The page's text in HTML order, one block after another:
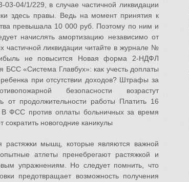
04/1/229, в случае частичной ликвидации
здесь правы. Ведь на момент принятия к
превышала 10 000 руб. Поэтому по ним и
начислять амортизацию независимо от
частичной ликвидации читайте в журнале №
не повысится Новая форма 2-НДФЛ
«Система Главбух»: как учесть доплаты
при отсутствии доходов? Штрафы за
безопасности возрастут
от продолжительности работы Платить 16
ФСС против оплаты больничных за время
новогодние каникулы
растяжки мышц, которые являются важной
атлеты пренебрегают растяжкой и
упражнениям. Но следует помнить, что
предотвращает возможность получения